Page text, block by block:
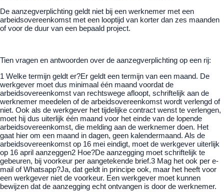
De aanzegverplichting geldt niet bij een werknemer met een
arbeidsovereenkomst met een looptijd van korter dan zes maanden
of voor de duur van een bepaald project.
Tien vragen en antwoorden over de aanzegverplichting op een rij:
1 Welke termijn geldt er?Er geldt een termijn van een maand. De
werkgever moet dus minimaal één maand voordat de
arbeidsovereenkomst van rechtswege afloopt, schriftelijk aan de
werknemer meedelen of de arbeidsovereenkomst wordt verlengd of
niet. Ook als de werkgever het tijdelijke contract wenst te verlengen,
moet hij dus uiterlijk één maand voor het einde van de lopende
arbeidsovereenkomst, die melding aan de werknemer doen. Het
gaat hier om een maand in dagen, geen kalendermaand. Als de
arbeidsovereenkomst op 16 mei eindigt, moet de werkgever uiterlijk
op 16 april aanzeggen2 Hoe?De aanzegging moet schriftelijk te
gebeuren, bij voorkeur per aangetekende brief.3 Mag het ook per e-
mail of Whatsapp?Ja, dat geldt in principe ook, maar het heeft voor
een werkgever niet de voorkeur. Een werkgever moet kunnen
bewijzen dat de aanzegging echt ontvangen is door de werknemer.